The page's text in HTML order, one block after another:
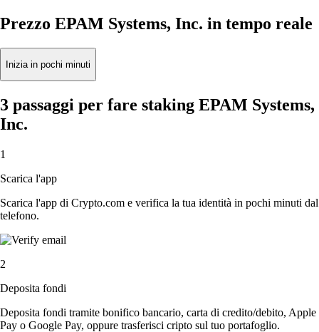
Prezzo EPAM Systems, Inc. in tempo reale
Inizia in pochi minuti
3 passaggi per fare staking EPAM Systems,
Inc.
1
Scarica l'app
Scarica l'app di Crypto.com e verifica la tua identità in pochi minuti dal
telefono.
2
Deposita fondi
Deposita fondi tramite bonifico bancario, carta di credito/debito, Apple
Pay o Google Pay, oppure trasferisci cripto sul tuo portafoglio.